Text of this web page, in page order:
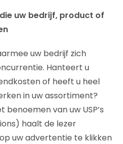
uw bedrijf, product of
uw bedrijf zich
Hanteert u
of heeft u heel
in uw assortiment?
van uw USP’s
haalt de lezer
uw advertentie te klikken